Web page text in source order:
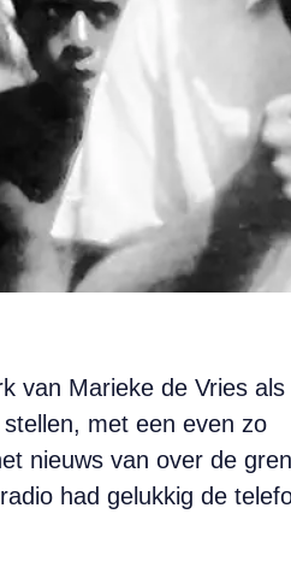
van Marieke de Vries als
met een even zo
nieuws van over de
had gelukkig de